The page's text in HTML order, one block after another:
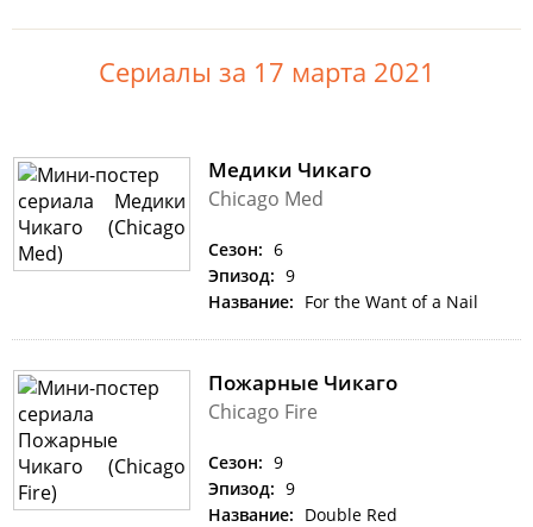
Сериалы за 17 марта 2021
Медики Чикаго
Chicago Med
Сезон: 6
Эпизод: 9
Название: For the Want of a Nail
Пожарные Чикаго
Chicago Fire
Сезон: 9
Эпизод: 9
Название: Double Red